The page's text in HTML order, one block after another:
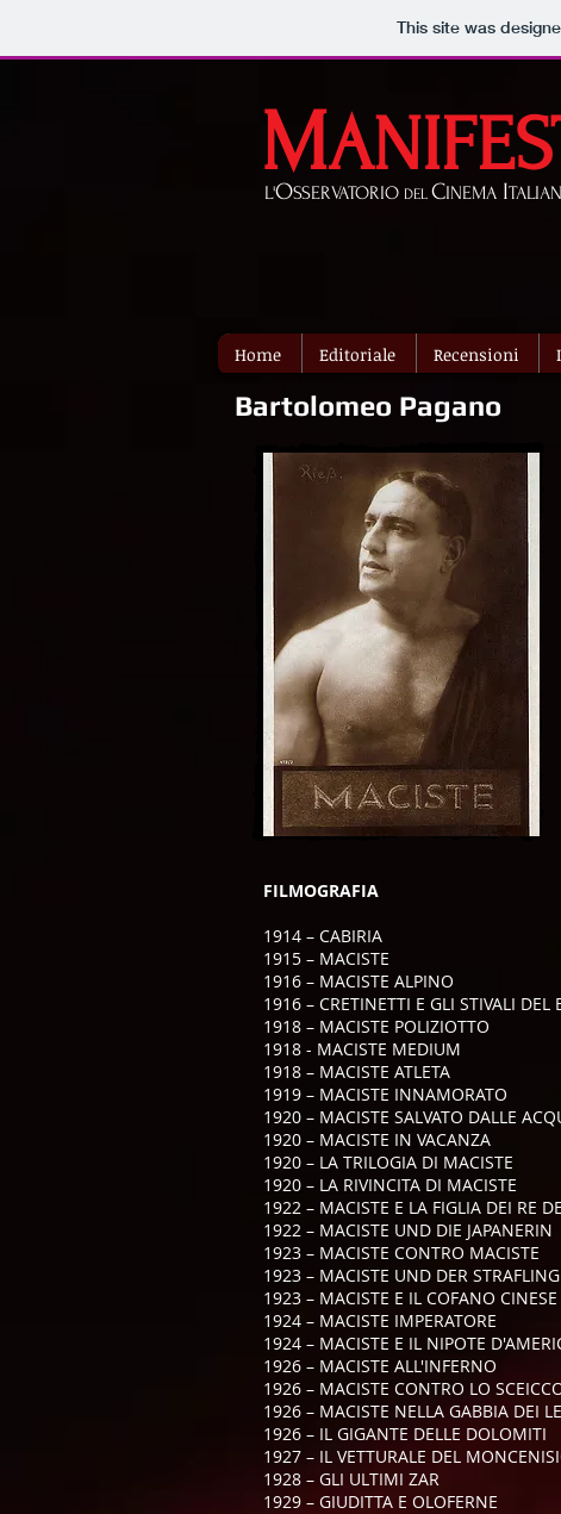
This site was
M
L'OSSERVATORIO DEL CINEMA I
Home Editoriale Recensioni
Bartolomeo Pagano
FILMOGRAFIA
1914 – CABIRIA
1915 – MACISTE
1916 – MACISTE ALPINO
1916 – CRETINETTI E GLI STIVALI DEL
1918 – MACISTE POLIZIOTTO
1918 - MACISTE MEDIUM
1918 – MACISTE ATLETA
1919 – MACISTE INNAMORATO
1920 – MACISTE SALVATO DALLE
1920 – MACISTE IN VACANZA
1920 – LA TRILOGIA DI MACISTE
1920 – LA RIVINCITA DI MACISTE
1922 – MACISTE E LA FIGLIA DEI RE
1922 – MACISTE UND DIE JAPANERIN
1923 – MACISTE CONTRO MACISTE
1923 – MACISTE UND DER
1923 – MACISTE E IL COFANO CINESE
1924 – MACISTE IMPERATORE
1924 – MACISTE E IL NIPOTE
1926 – MACISTE ALL'INFERNO
1926 – MACISTE CONTRO LO
1926 – MACISTE NELLA GABBIA DEI
1926 – IL GIGANTE DELLE DOLOMITI
1927 – IL VETTURALE DEL
1928 – GLI ULTIMI ZAR
1929 – GIUDITTA E OLOFERNE